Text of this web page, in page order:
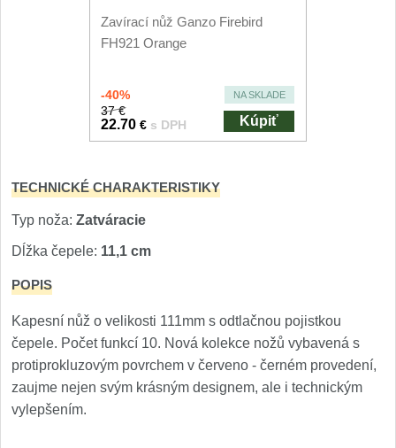
Nože Seburo HOKORI
Nože Seburo HOGANI
Nože Seburo WEST
Nože Tojiro
Nože Tojiro Shippu
Nože Tojiro Zen
Nože Samura MO-V
Nože Samura Bamboo
Zavírací nůž Ganzo Firebird
FH921 Orange
-40% NA SKLADE
37 €
22.70 € s DPH Kúpiť
TECHNICKÉ CHARAKTERISTIKY
Typ noža: Zatváracie
Dĺžka čepele: 11,1 cm
POPIS
Kapesní nůž o velikosti 111mm s odtlačnou pojistkou
čepele. Počet funkcí 10. Nová kolekce nožů vybavená s
protiprokluzovým povrchem v červeno - černém provedení,
zaujme nejen svým krásným designem, ale i technickým
vylepšením.